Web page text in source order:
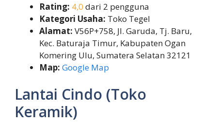
Rating: 4,0 dari 2 pengguna
Kategori Usaha: Toko Tegel
Alamat: V56P+758, Jl. Garuda, Tj. Baru,
Kec. Baturaja Timur, Kabupaten Ogan
Komering Ulu, Sumatera Selatan 32121
Map: Google Map
Lantai Cindo (Toko
Keramik)